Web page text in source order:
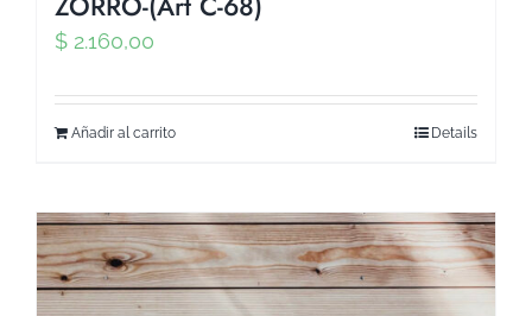
$ 2.160,00
Añadir al carrito Details